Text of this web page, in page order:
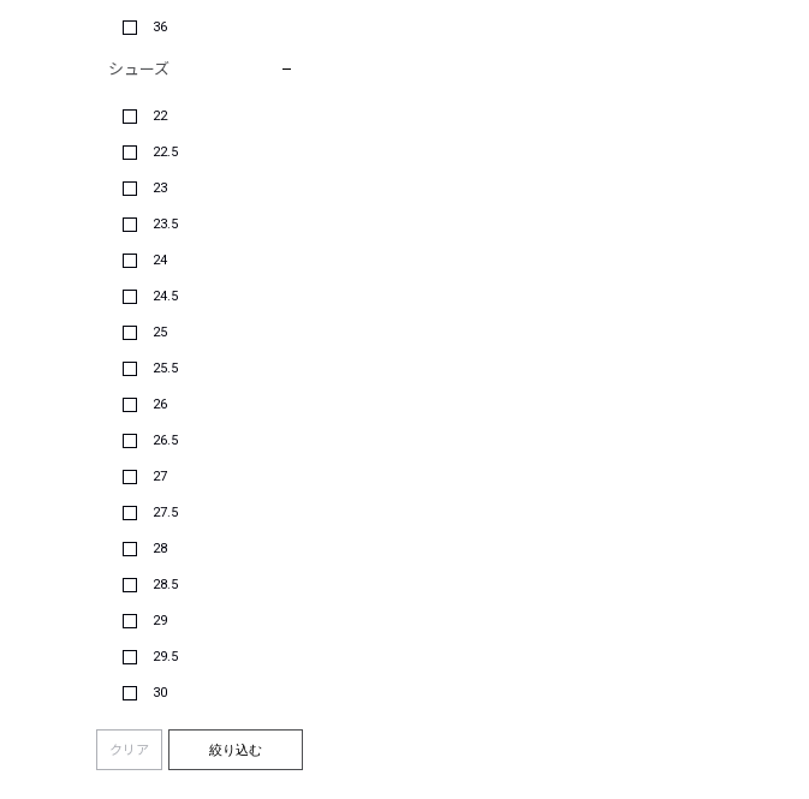
36
シューズ
22
22.5
23
23.5
24
24.5
25
25.5
26
26.5
27
27.5
28
28.5
29
29.5
30
クリア 絞り込む